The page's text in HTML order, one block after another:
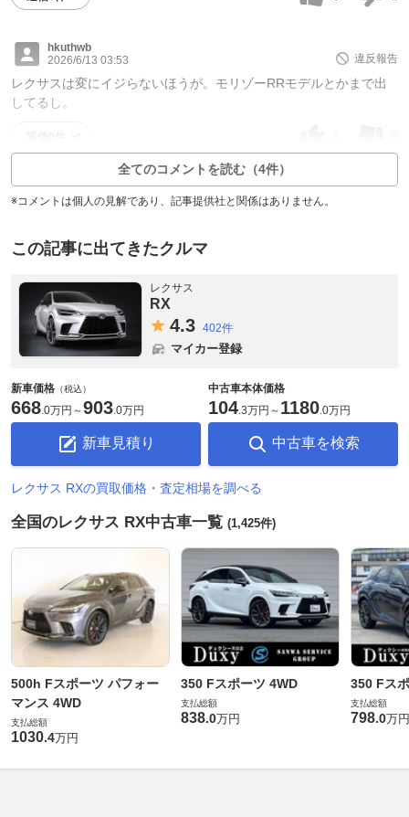
hkuthwb
2026/6/13 03:53
違反報告
レクサスは変にイジらないほうが。モリゾーRRモデルとかまで出
してるし。
全てのコメントを読む（4件）
※コメントは個人の見解であり、記事提供社と関係はありません。
この記事に出てきたクルマ
レクサス
RX
4.3 402件
マイカー登録
新車価格 （税込）
668.0万円 ～903.0万円
新車見積り
中古車本体価格
104.3万円 ～ 1180.0万円
中古車を検索
レクサス RXの買取価格・査定相場を調べる
全国のレクサス RX中古車一覧 (1,425件)
500h Fスポーツ パフォー
マンス 4WD
支払総額
1030.4万円
350 Fスポーツ 4WD
支払総額
838.0万円
350 Fス
支払総額
798.0万円